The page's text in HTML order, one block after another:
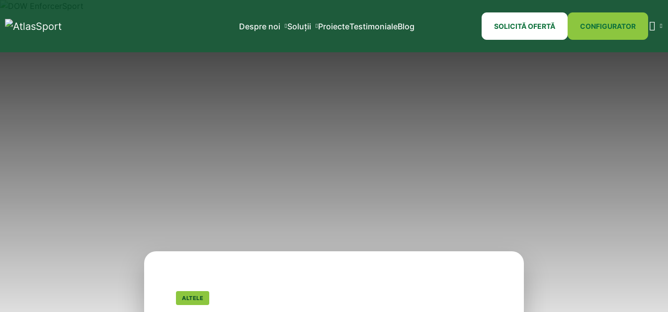
Despre noi Soluții ProiecteTestimonialeBlog SOLICITĂ OFERTĂ CONFIGURATOR
ALTELE